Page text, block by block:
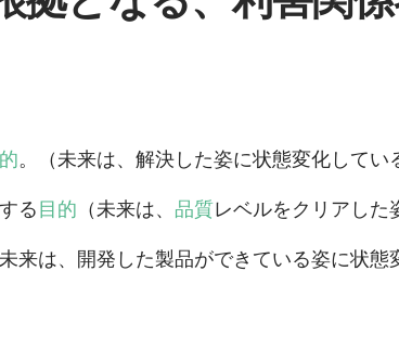
。（未来は、解決した姿に状態変化してい
る目的 （未来は、 品質レベルをクリアした
来は、開発した製品ができている姿に状態